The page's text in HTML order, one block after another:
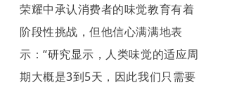
荣耀中承认消费者的味觉教育有着
阶段性挑战，但他信心满满地表
示：“研究显示，人类味觉的适应周
期大概是3到5天，因此我们只需要